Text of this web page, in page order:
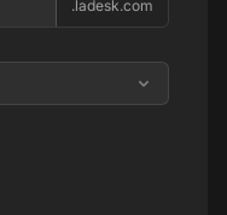
.ladesk.com